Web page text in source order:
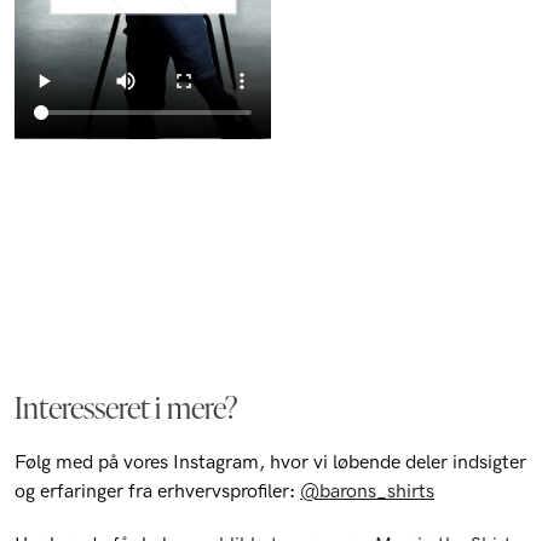
Interesseret i mere?
Følg med på vores Instagram, hvor vi løbende deler indsigter
og erfaringer fra erhvervsprofiler: @barons_shirts